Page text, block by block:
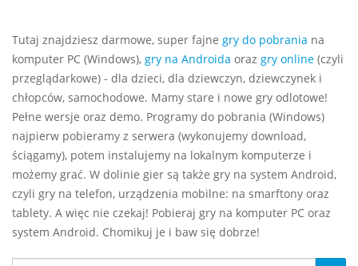
Tutaj znajdziesz darmowe, super fajne gry do pobrania na
komputer PC (Windows), gry na Androida oraz gry online (czyli
przeglądarkowe) - dla dzieci, dla dziewczyn, dziewczynek i
chłopców, samochodowe. Mamy stare i nowe gry odlotowe!
Pełne wersje oraz demo. Programy do pobrania (Windows)
najpierw pobieramy z serwera (wykonujemy download,
ściągamy), potem instalujemy na lokalnym komputerze i
możemy grać. W dolinie gier są także gry na system Android,
czyli gry na telefon, urządzenia mobilne: na smarftony oraz
tablety. A więc nie czekaj! Pobieraj gry na komputer PC oraz
system Android. Chomikuj je i baw się dobrze!